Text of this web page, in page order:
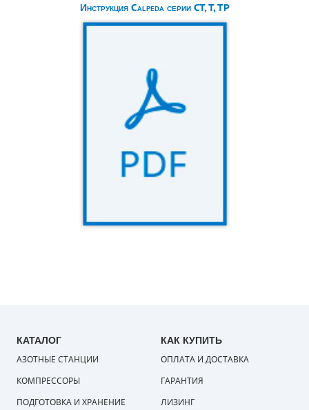
Инструкция Calpeda серии CT, T, TP
КАТАЛОГ
АЗОТНЫЕ СТАНЦИИ
КОМПРЕССОРЫ
ПОДГОТОВКА И ХРАНЕНИЕ
КАК КУПИТЬ
ОПЛАТА И ДОСТАВКА
ГАРАНТИЯ
ЛИЗИНГ